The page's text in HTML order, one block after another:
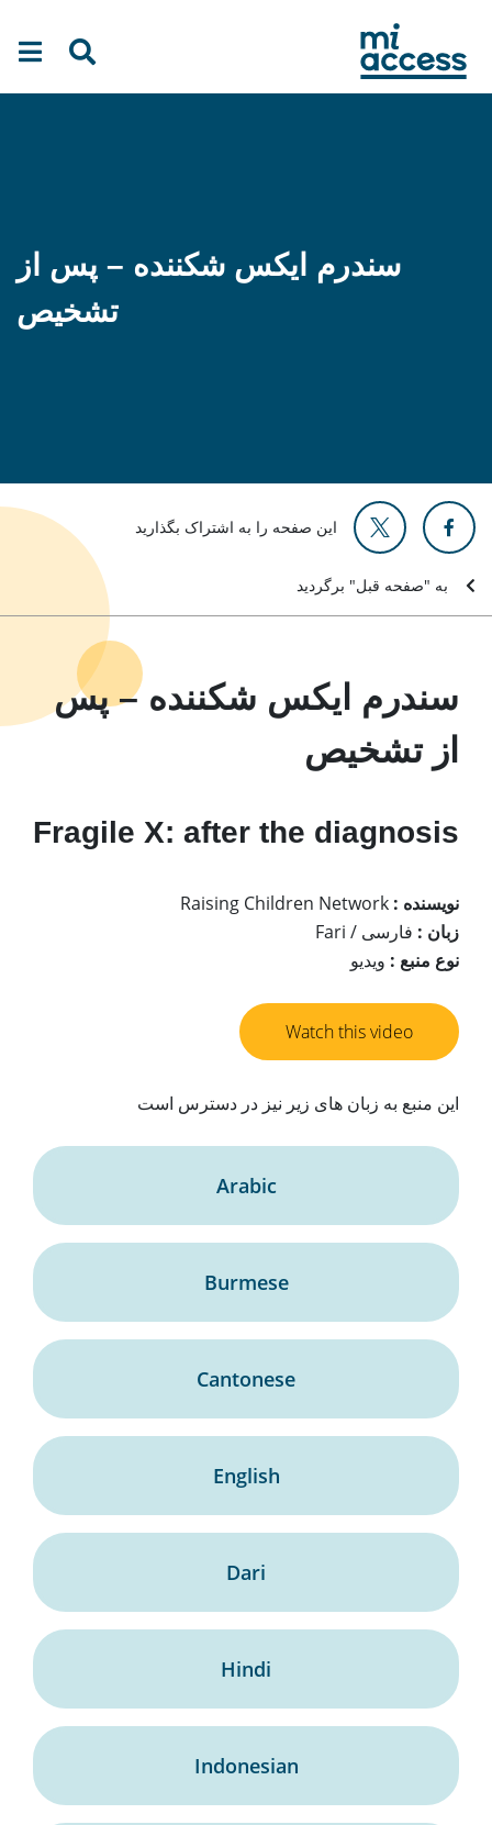
main
content
سندرم ایکس شکننده – پس از
تشخیص
این صفحه را به اشتراک بگذارید
به "صفحه قبل" برگردید
سندرم ایکس شکننده – پس
از تشخیص
Fragile X: after the diagnosis
نویسنده :
زبان : فارسی / Fari
نوع منبع : ویدیو
Watch this video
این منبع به زبان های زیر نیز در دسترس است
Arabic
Burmese
Cantonese
English
Dari
Hindi
Indonesian